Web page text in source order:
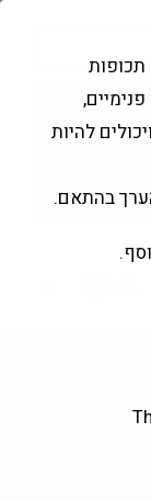
להצעה
תכופות
להיות
בהתאם.